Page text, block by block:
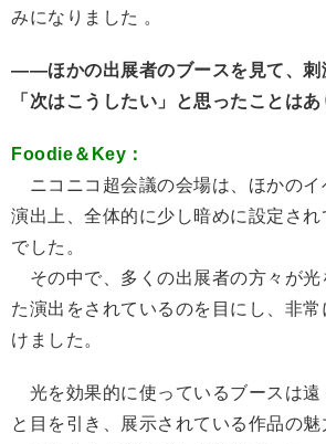
みになりました 。
――ほかの出展者のブースを見て、刺
「次はこうしたい」と思ったことはあ
Foodie＆Key：
ニコニコ超会議の会場は、ほかのイ
演出上、全体的に少し暗めに設定さ
でした。
その中で、多くの出展者の方々が光
た演出をされているのを目にし、非
けました。
光を効果的に使っているブースは遠
と目を引き、展示されている作品の